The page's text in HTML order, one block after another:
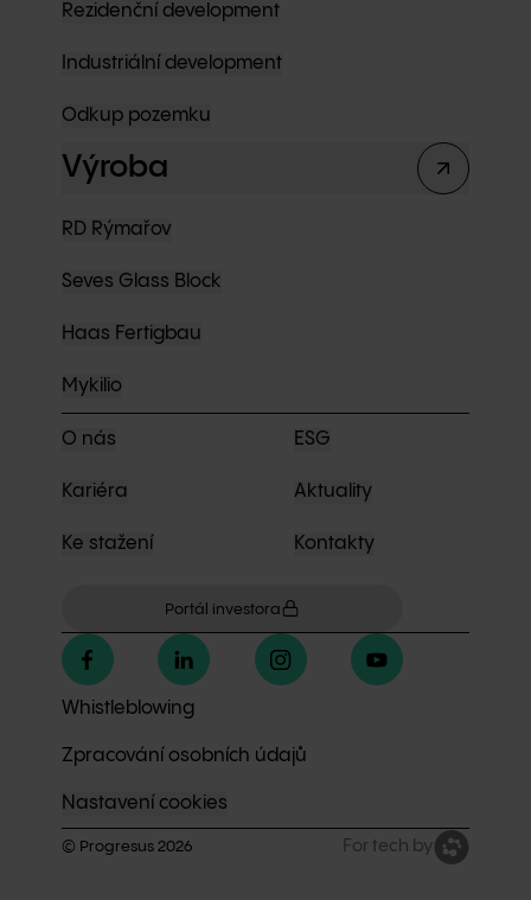
Rezidenční development
Industriální development
Odkup pozemku
Výroba
RD Rýmařov
Seves Glass Block
Haas Fertigbau
Mykilio
O nás ESG
Kariéra Aktuality
Ke stažení Kontakty
Portál investora
Whistleblowing
Zpracování osobních údajů
Nastavení cookies
© Progresus 2026 For tech by